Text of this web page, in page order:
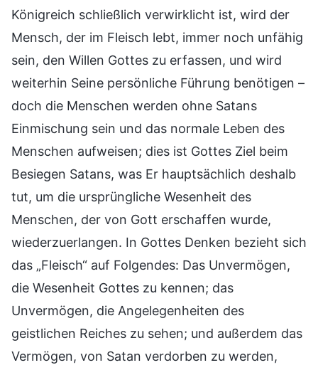
Königreich schließlich verwirklicht ist, wird der
Mensch, der im Fleisch lebt, immer noch unfähig
sein, den Willen Gottes zu erfassen, und wird
weiterhin Seine persönliche Führung benötigen –
doch die Menschen werden ohne Satans
Einmischung sein und das normale Leben des
Menschen aufweisen; dies ist Gottes Ziel beim
Besiegen Satans, was Er hauptsächlich deshalb
tut, um die ursprüngliche Wesenheit des
Menschen, der von Gott erschaffen wurde,
wiederzuerlangen. In Gottes Denken bezieht sich
das „Fleisch“ auf Folgendes: Das Unvermögen,
die Wesenheit Gottes zu kennen; das
Unvermögen, die Angelegenheiten des
geistlichen Reiches zu sehen; und außerdem das
Vermögen, von Satan verdorben zu werden,